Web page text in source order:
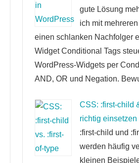
gute Lösung
ich mit
einen schlanken Nachfolger
Widget Conditional Tags
WordPress-Widgets per
AND, OR und Negation.
CSS: :first-child
richtig einsetzen
:first-child und
werden häufig
kleinen